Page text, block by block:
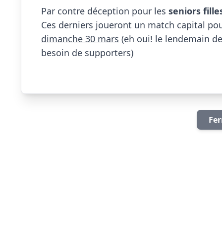
Par contre déception pour les seniors
Ces derniers joueront un match capital
dimanche 30 mars (eh oui! le lendemain
besoin de supporters)